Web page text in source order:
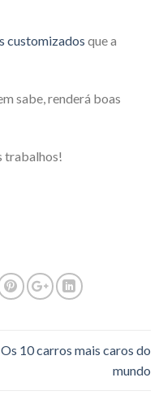
customizados que a
sabe, renderá boas
trabalhos!
Os 10 carros mais caros do
mundo